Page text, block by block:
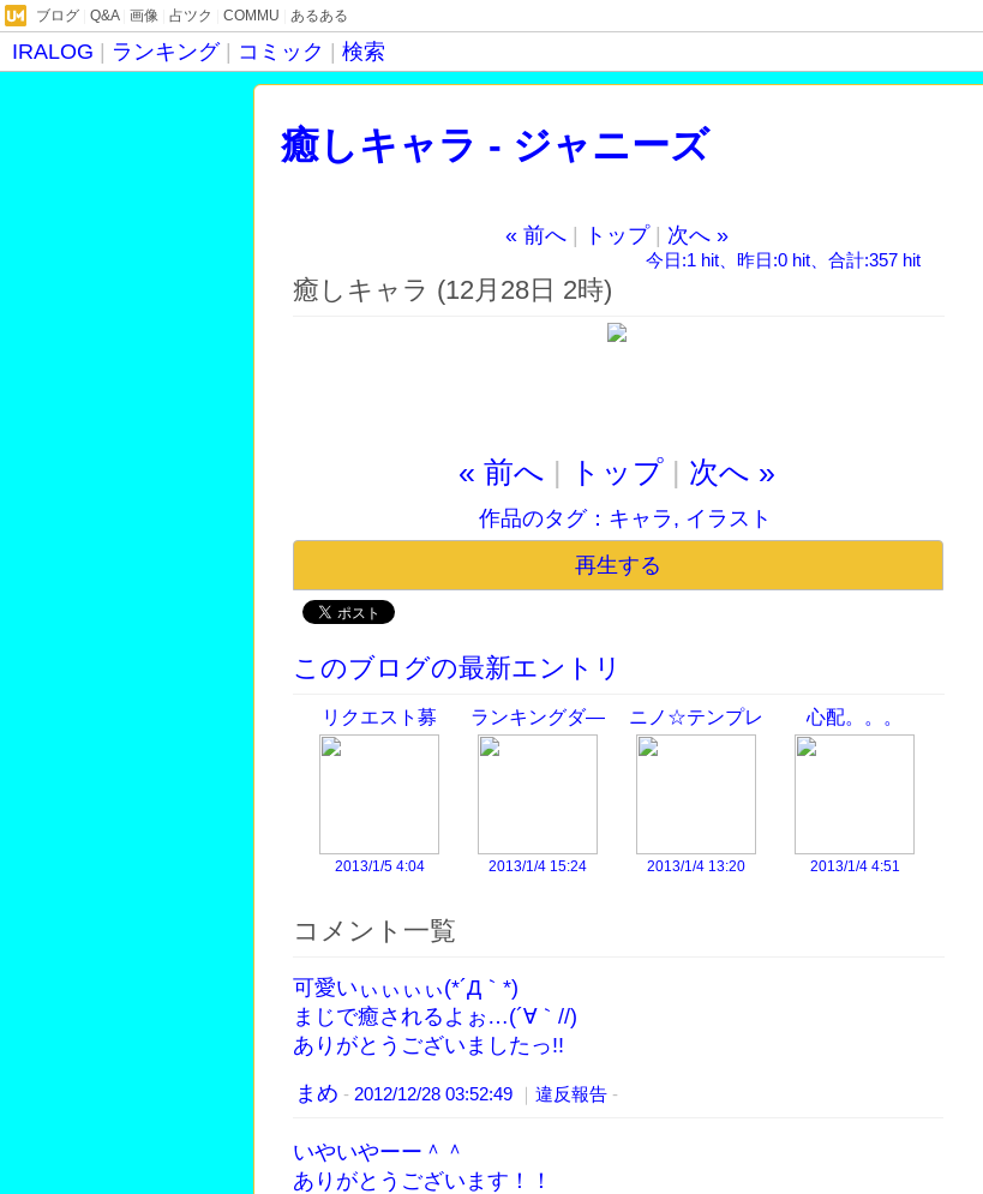
ブログ Q&A| 画像 占ツク COMMU あるある
IRALOG ランキング コミック 検索
癒しキャラ - ジャニーズ
病にかかってｗ
« 前へ トップ 次へ »
今日:1 hit、昨日:0 hit、合計:357 hit
癒しキャラ (12月28日 2時)
« 前へ トップ 次へ »
作品のタグ： キャラ , イラスト
再生する
このブログの最新エントリ
リクエスト募
2013/1/5 4:04
ランキングダ―
2013/1/4 15:24
ニノ☆テンプレ
2013/1/4 13:20
心配。。。
2013/1/4 4:51
コメント一覧
可愛いぃぃぃぃ(*´Д｀*)
まじで癒されるよぉ…(´∀｀//)
ありがとうございましたっ!!
まめ - 2012/12/28 03:52:49 ｜ 違反報告 -
いやいやーー＾＾
ありがとうございます！！